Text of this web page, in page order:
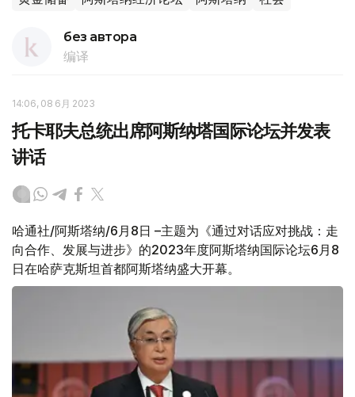
без автора
编译
14:06, 08 6月 2023
托卡耶夫总统出席阿斯纳塔国际论坛并发表
讲话
哈通社/阿斯塔纳/6月8日 –主题为《通过对话应对挑战：走
向合作、发展与进步》的2023年度阿斯塔纳国际论坛6月8
日在哈萨克斯坦首都阿斯塔纳盛大开幕。